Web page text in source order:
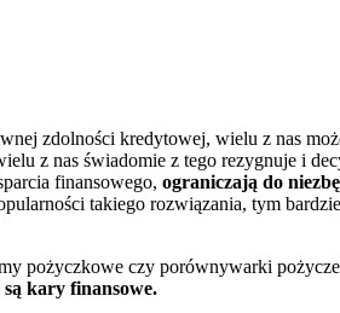
zdolności kredytowej, wielu z nas
z nas świadomie z tego rezygnuje i
finansowego, ograniczają do
takiego rozwiązania, tym
pożyczkowe czy porównywarki
są kary finansowe.